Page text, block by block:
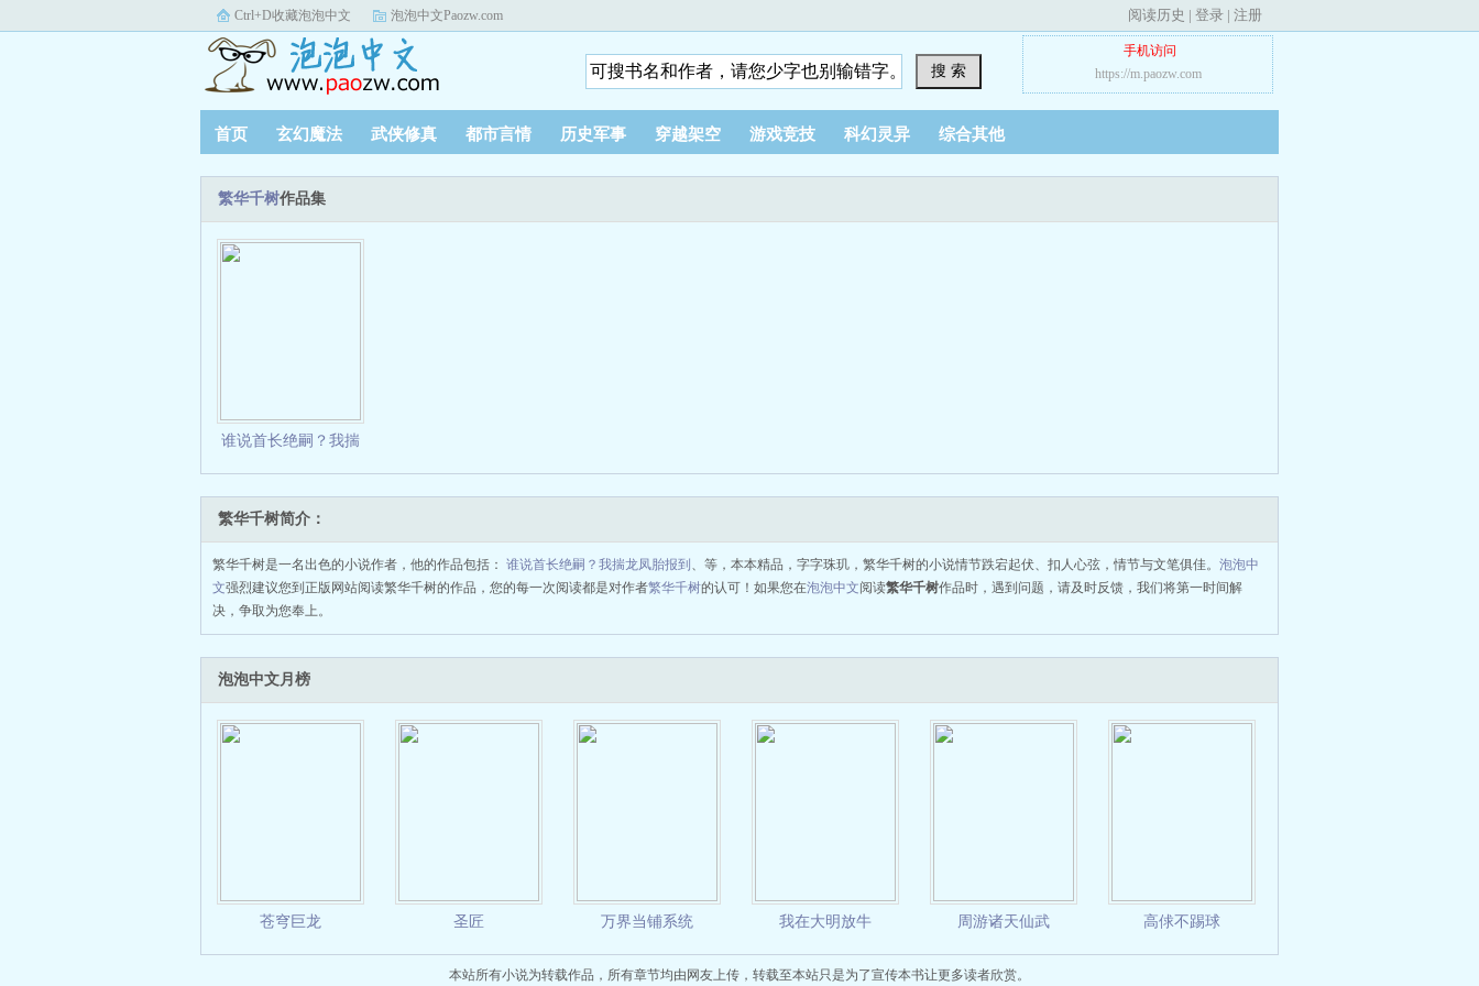
Ctrl+D收藏泡泡中文 泡泡中文Paozw.com 阅读历史 | 登录 | 注册
搜 索
手机访问
https://m.paozw.com
首页 玄幻魔法 武侠修真 都市言情 历史军事 穿越架空 游戏竞技 科幻灵异 综合其他
繁华千树作品集
谁说首长绝嗣？我揣
龙凤胎报到
繁华千树简介：
繁华千树是一名出色的小说作者，他的作品包括： 谁说首长绝嗣？我揣龙凤胎报到 、等，本本精品，字字珠玑，繁华千树的小说情节跌宕起伏、扣人心弦，情节与文笔俱佳。 泡泡中
文强烈建议您到正版网站阅读繁华千树的作品，您的每一次阅读都是对作者繁华千树的认可！如果您在泡泡中文阅读繁华千树作品时，遇到问题，请及时反馈，我们将第一时间解
决，争取为您奉上。
泡泡中文月榜
苍穹巨龙 圣匠 万界当铺系统 我在大明放牛 周游诸天仙武 高俅不踢球
本站所有小说为转载作品，所有章节均由网友上传，转载至本站只是为了宣传本书让更多读者欣赏。